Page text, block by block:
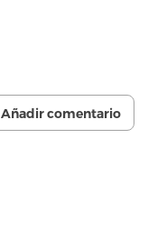
Añadir comentario